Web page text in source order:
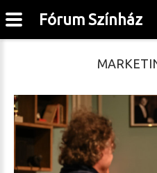
Fórum Színház